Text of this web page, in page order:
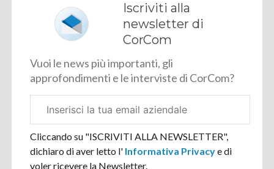
Iscriviti alla
newsletter di
CorCom
Vuoi le news più importanti, gli
approfondimenti e le interviste di CorCom?
aziendale
Cliccando su "ISCRIVITI ALLA NEWSLETTER",
dichiaro di aver letto l' Informativa Privacye di
voler ricevere la Newsletter.